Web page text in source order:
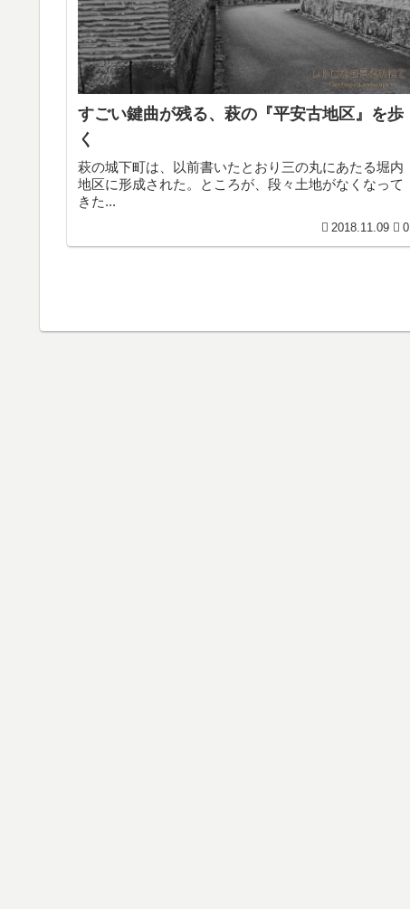
すごい鍵曲が残る、萩の『平安古地区』を歩
く
萩の城下町は、以前書いたとおり三の丸にあたる堀内
地区に形成された。ところが、段々土地がなくなって
きた...
2018.11.09 0